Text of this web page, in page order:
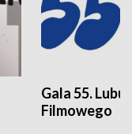
Gala 55.
Filmowego